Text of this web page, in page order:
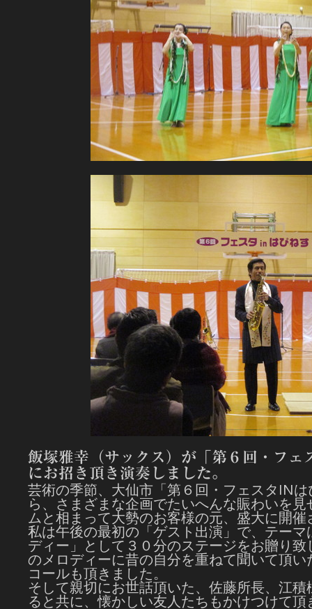
飯塚雅幸（サックス）が「第６回・フェ
にお招き頂き演奏しました。
芸術の季節、大仙市「第６回・フェスタIN
ら、さまざまな企画でたいへんな賑わいを
ムと相まって大勢のお客様の元、盛大に開催
私は午後の最初の「ゲスト出演」で、テー
ディー」として３０分のステージをお贈り
のメロディーに昔の自分を重ねて聞いて頂
コールも頂きました。
そして親切にお世話頂いた、佐藤所長、江
ると共に、懐かしい友人たちもかけつけて